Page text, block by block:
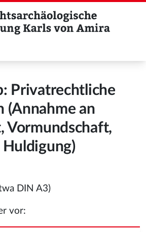
Privatrechtliche
(Annahme an
Vormundschaft,
Huldigung)
DIN A3)
vor: